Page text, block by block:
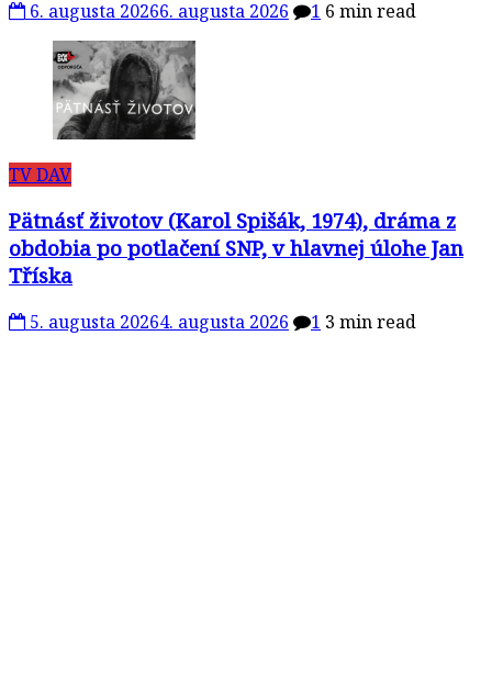
6. augusta 20266. augusta 2026 1 6 min read
TV DAV
Pätnásť životov (Karol Spišák, 1974), dráma z
obdobia po potlačení SNP, v hlavnej úlohe Jan
Tříska
5. augusta 20264. augusta 2026 1 3 min read